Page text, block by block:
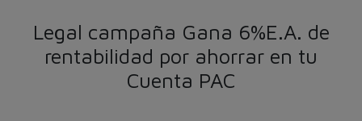
Legal campaña Gana 6%E.A. de
rentabilidad por ahorrar en tu
Cuenta PAC